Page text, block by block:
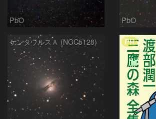
PbO PbO
ケンタウルスＡ (NGC5128) PR